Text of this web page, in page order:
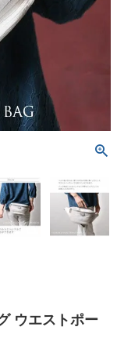
ウエストポー